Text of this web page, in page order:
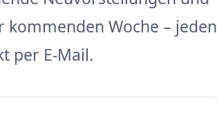
kommenden Woche – jeden
per E-Mail.